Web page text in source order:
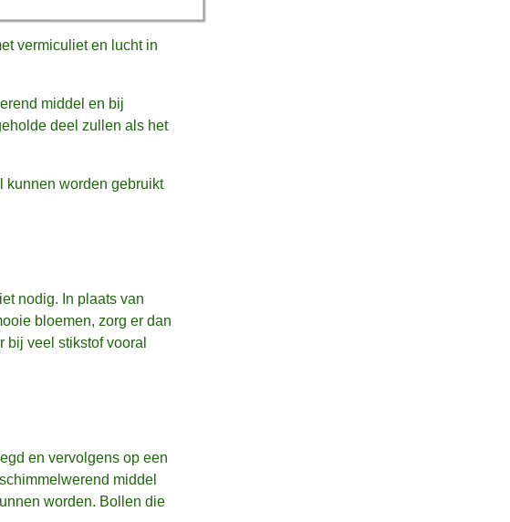
gevormd.
vermiculiet en lucht in
middel en bij
deel zullen als het
kunnen worden gebruikt
nodig. In plaats van
bloemen, zorg er dan
veel stikstof vooral
en vervolgens op een
middel
worden. Bollen die